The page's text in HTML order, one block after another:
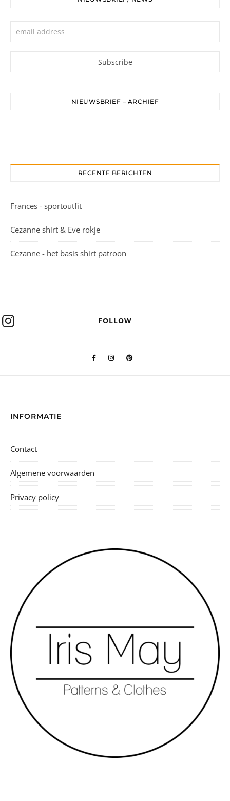
NIEUWSBRIEF – ARCHIEF
RECENTE BERICHTEN
Frances - sportoutfit
Cezanne shirt & Eve rokje
Cezanne - het basis shirt patroon
FOLLOW
INFORMATIE
Contact
Algemene voorwaarden
Privacy policy